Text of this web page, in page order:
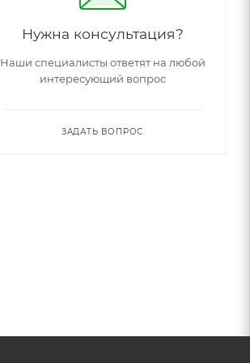
Нужна консультация?
Наши специалисты ответят на любой
интересующий вопрос
ЗАДАТЬ ВОПРОС